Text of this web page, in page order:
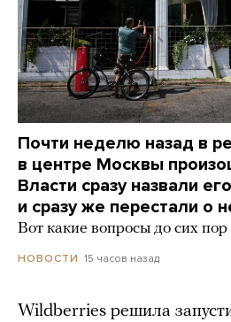
Почти неделю назад в
в центре Москвы
Власти сразу назвали
и сразу же перестали о
Вот какие вопросы до сих пор
НОВОСТИ 15 часов назад
Wildberries решила